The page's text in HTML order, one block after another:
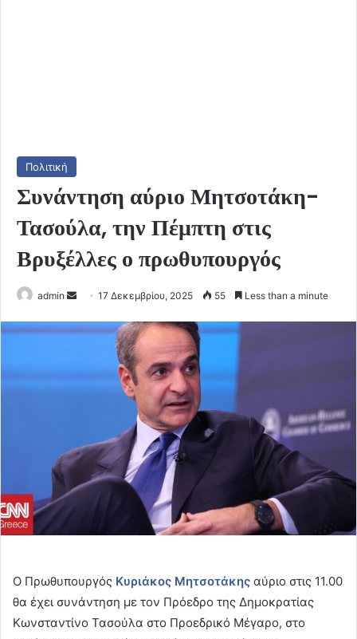
Πολιτική
Συνάντηση αύριο Μητσοτάκη-
Τασούλα, την Πέμπτη στις
Βρυξέλλες ο πρωθυπουργός
admin
Send
email
17 Δεκεμβρίου, 2025 55 Less than a minute
Ο Πρωθυπουργός Κυριάκος Μητσοτάκης αύριο στις 11.00
θα έχει συνάντηση με τον Πρόεδρο της Δημοκρατίας
Κωνσταντίνο Τασούλα στο Προεδρικό Μέγαρο, στο